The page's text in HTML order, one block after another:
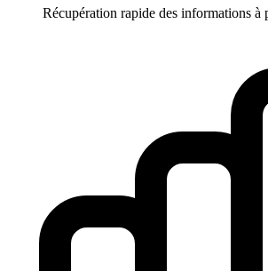
Récupération rapide des informations à